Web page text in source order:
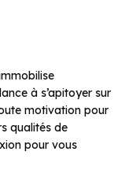
à s’apitoyer sur
motivation pour
qualités de
pour vous